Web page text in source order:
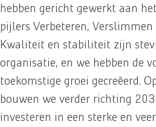
hebben gericht gewerkt aan
pijlers Verbeteren,
Kwaliteit en stabiliteit zijn
organisatie, en we hebben de
toekomstige groei gecreëerd.
bouwen we verder richting
investeren in een sterke en